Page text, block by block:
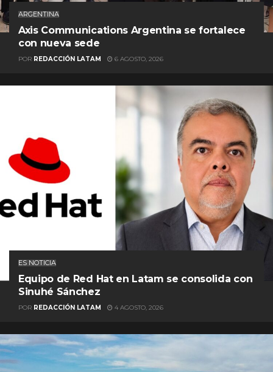
ARGENTINA
Axis Communications Argentina se fortalece
con nueva sede
POR REDACCIÓN LATAM 6 AGOSTO, 2026
ES NOTICIA
Equipo de Red Hat en Latam se consolida con
Sinuhé Sánchez
POR REDACCIÓN LATAM 4 AGOSTO, 2026